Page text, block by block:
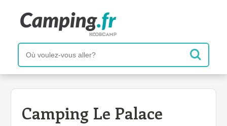
Camping Le Palace
+